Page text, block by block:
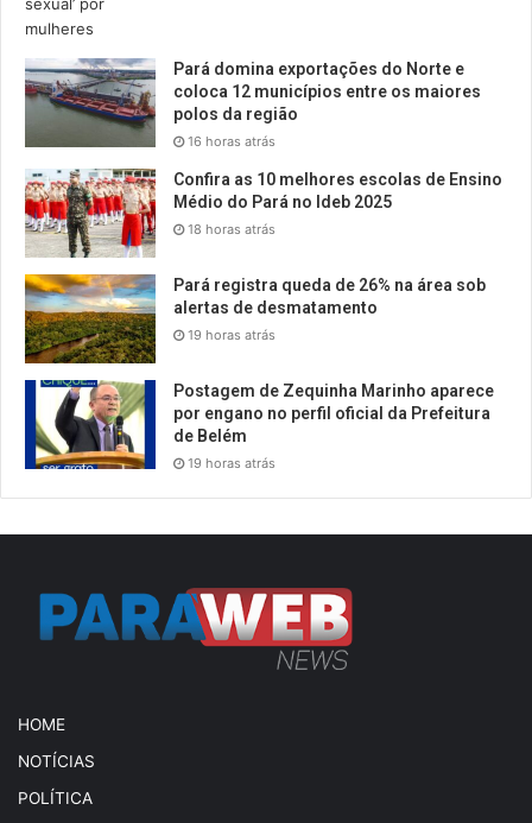
Pará domina exportações do Norte e
coloca 12 municípios entre os maiores
polos da região
16 horas atrás
Confira as 10 melhores escolas de Ensino
Médio do Pará no Ideb 2025
18 horas atrás
Pará registra queda de 26% na área sob
alertas de desmatamento
19 horas atrás
Postagem de Zequinha Marinho aparece
por engano no perfil oficial da Prefeitura
de Belém
19 horas atrás
HOME
NOTÍCIAS
POLÍTICA